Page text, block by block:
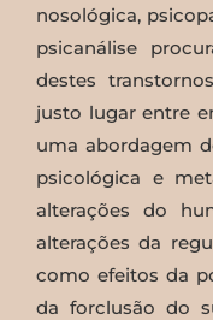
nosológica,
psicanálise
destes
justo lugar entre
uma abordagem
psicológica e
alterações do
alterações da
como efeitos da
da forclusão do